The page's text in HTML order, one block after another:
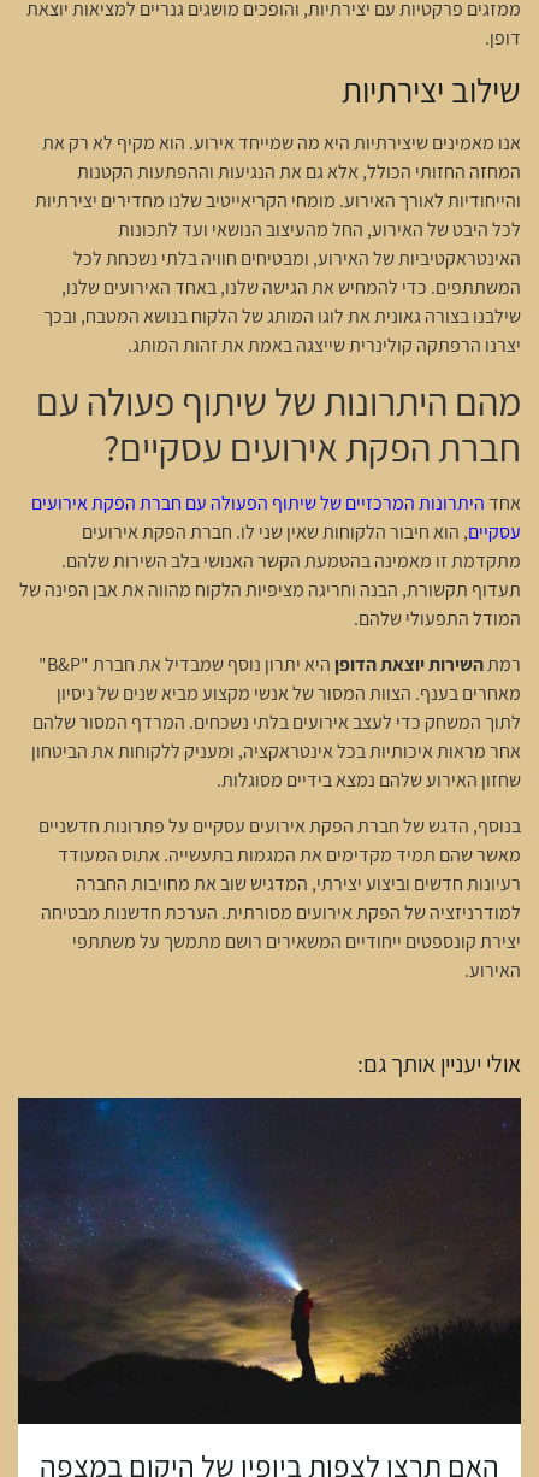
ממזגים פרקטיות עם יצירתיות, והופכים מושגים גנריים למציאות יוצאת
דופן.
שילוב יצירתיות
אנו מאמינים שיצירתיות היא מה שמייחד אירוע. הוא מקיף לא רק את
המחזה החזותי הכולל, אלא גם את הנגיעות וההפתעות הקטנות
והייחודיות לאורך האירוע. מומחי הקריאייטיב שלנו מחדירים יצירתיות
לכל היבט של האירוע, החל מהעיצוב הנושאי ועד לתכונות
האינטראקטיביות של האירוע, ומבטיחים חוויה בלתי נשכחת לכל
המשתתפים. כדי להמחיש את הגישה שלנו, באחד האירועים שלנו,
שילבנו בצורה גאונית את לוגו המותג של הלקוח בנושא המטבח, ובכך
יצרנו הרפתקה קולינרית שייצגה באמת את זהות המותג.
מהם היתרונות של שיתוף פעולה עם
חברת הפקת אירועים עסקיים?
אחדהיתרונות המרכזיים של שיתוף הפעולה עם חברת הפקת אירועים
עסקיים, הוא חיבור הלקוחות שאין שני לו. חברת הפקת אירועים
מתקדמת זו מאמינה בהטמעת הקשר האנושי בלב השירות שלהם.
תעדוף תקשורת, הבנה וחריגה מציפיות הלקוח מהווה את אבן הפינה של
המודל התפעולי שלהם.
רמתהשירות יוצאת הדופן
היא יתרון נוסף שמבדיל את חברת "B&P"
מאחרים בענף. הצוות המסור של אנשי מקצוע מביא שנים של ניסיון
לתוך המשחק כדי לעצב אירועים בלתי נשכחים. המרדף המסור שלהם
אחר מראות איכותיות בכל אינטראקציה, ומעניק ללקוחות את הביטחון
שחזון האירוע שלהם נמצא בידיים מסוגלות.
בנוסף, הדגש של חברת הפקת אירועים עסקיים על פתרונות חדשניים
מאשר שהם תמיד מקדימים את המגמות בתעשייה. אתוס המעודד
רעיונות חדשים וביצוע יצירתי, המדגיש שוב את מחויבות החברה
למודרניזציה של הפקת אירועים מסורתית. הערכת חדשנות מבטיחה
יצירת קונספטים ייחודיים המשאירים רושם מתמשך על משתתפי
האירוע.
אולי יעניין אותך גם:
האם תרצו לצפות ביופיו של היקום במצפה